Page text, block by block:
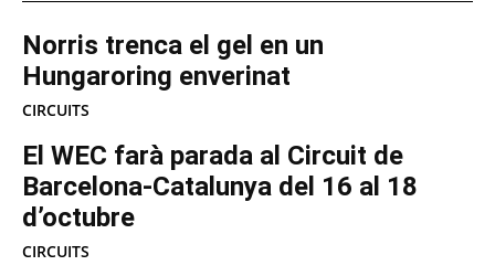
Norris trenca el gel en un
Hungaroring enverinat
CIRCUITS
El WEC farà parada al Circuit de
Barcelona-Catalunya del 16 al 18
d’octubre
CIRCUITS